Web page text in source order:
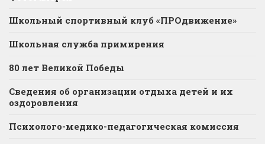
Школьный спортивный клуб «ПРОдвижение»
Школьная служба примирения
80 лет Великой Победы
Сведения об организации отдыха детей и их
оздоровления
Психолого-медико-педагогическая комиссия